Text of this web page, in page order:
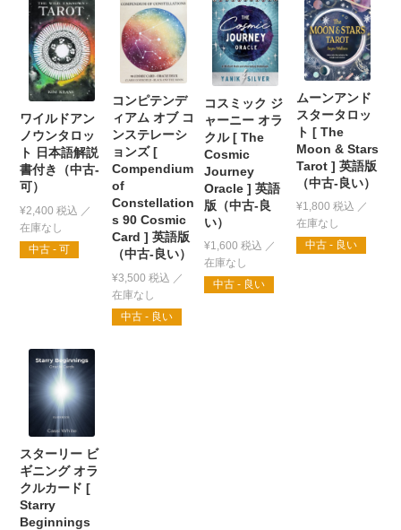
ワイルドアン
ノウンタロッ
ト 日本語解説
書付き（中古-
可）
¥2,400 税込
中古 - 可
コンピテンデ
ィアム オブ コ
ンステレーシ
ョンズ [
Compendium
of
Constellation
s 90 Cosmic
Card ] 英語版
（中古-良い）
¥3,500 税込
中古 - 良い
コスミック ジ
ャーニー オラ
クル [ The
Cosmic
Journey
Oracle ] 英語
版（中古-良
い）
¥1,600 税込
中古 - 良い
ムーンアンド
スタータロッ
ト [ The
Moon & Stars
Tarot ] 英語版
（中古-良い）
¥1,800 税込
中古 - 良い
スターリー ビ
ギニング オラ
クルカード [
Starry
Beginnings